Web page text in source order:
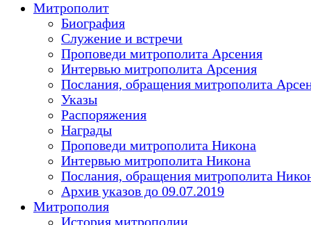
Митрополит
Биография
Служение и встречи
Проповеди митрополита Арсения
Интервью митрополита Арсения
Послания, обращения митрополита
Указы
Распоряжения
Награды
Проповеди митрополита Никона
Интервью митрополита Никона
Послания, обращения митрополита
Архив указов до 09.07.2019
Митрополия
История митрополии